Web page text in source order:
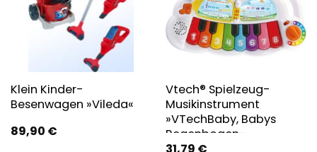
Klein Kinder-
Besenwagen »Vileda«
89,90 €
Vtech® Spielzeug-
Musikinstrument
»VTechBaby, Babys
Regenbogen-